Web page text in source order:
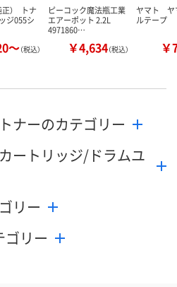
正） トナ
ジ055シ
～（税込）
ピーコック魔法瓶工業
エアーポット 2.2L
4971860…
￥4,634（税込）
ヤマト ヤ
ルテープ
￥
ナーのカテゴリー
ートリッジ/ドラムユ
リー
ゴリー